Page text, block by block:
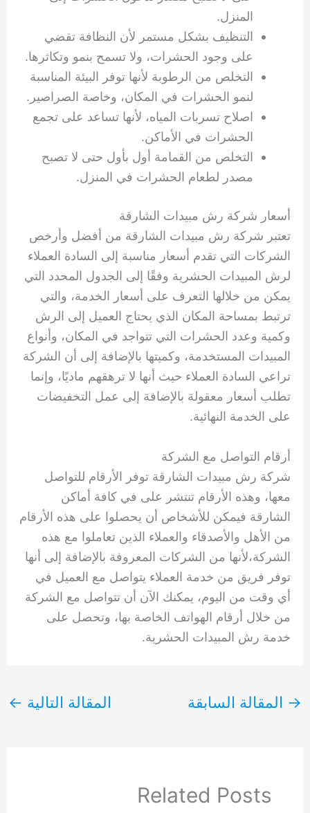
المنزل.
التنظيف بشكل مستمر لأن النظافة تقضي
على وجود الحشرات، ولا تسمح بنمو وتكاثرها.
التخلص من الرطوبة لأنها توفر البيئة المناسبة
لنمو الحشرات في المكان، وخاصة الصراصير.
اصلاح تسربات المياه، لأنها تساعد على تجمع
الحشرات في الأماكن.
التخلص من القمامة أول بأول حتى لا تصبح
مصدر لطعام الحشرات في المنزل.
أسعار شركة رش مبيدات الشارقة
تعتبر شركة رش مبيدات الشارقة من أفضل وأرخص
الشركات التي تقدم أسعار مناسبة إلى السادة العملاء
لرش المبيدات الحشرية وفقًا إلى الجدول المحدد التي
يمكن من خلالها التعرف على أسعار الخدمة، والتي
ترتبط بمساحة المكان الذي يحتاج العميل إلى الرش
وكمية وعدد الحشرات التي تتواجد في المكان، وأنواع
المبيدات المستخدمة، وكميتها بالإضافة إلى أن الشركة
تراعي السادة العملاء حيث أنها لا ترهقهم ماديًا، وإنما
تطلب أسعار معقولة بالإضافة إلى عمل التخفيضات
على الخدمة النهائية.
أرقام التواصل مع الشركة
شركة رش مبيدات الشارقة توفر الأرقام للتواصل
معها، وهذه الأرقام تنتشر على في كافة أماكن
الشارقة فيمكن للأشخاص أن يحصلوا على هذه الأرقام
من الأهل والأصدقاء والعملاء الذين تعاملوا مع هذه
الشركة،لأنها من الشركات المعروفة بالإضافة إلى أنها
توفر فريق من خدمة العملاء يتواصل مع العميل في
أي وقت من اليوم، يمكنك الآن أن تتواصل مع الشركة
من خلال أرقام الهواتف الخاصة بها، وتحصل على
خدمة رش المبيدات الحشرية.
→ المقالة السابقة المقالة التالية ←
Related Posts